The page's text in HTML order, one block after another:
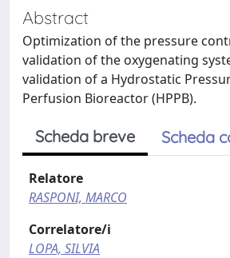
Abstract
Optimization of the pressure
validation of the oxygenating
validation of a Hydrostatic
Perfusion Bioreactor (HPPB).
Scheda breve Scheda
Relatore
RASPONI, MARCO
Correlatore/i
LOPA, SILVIA